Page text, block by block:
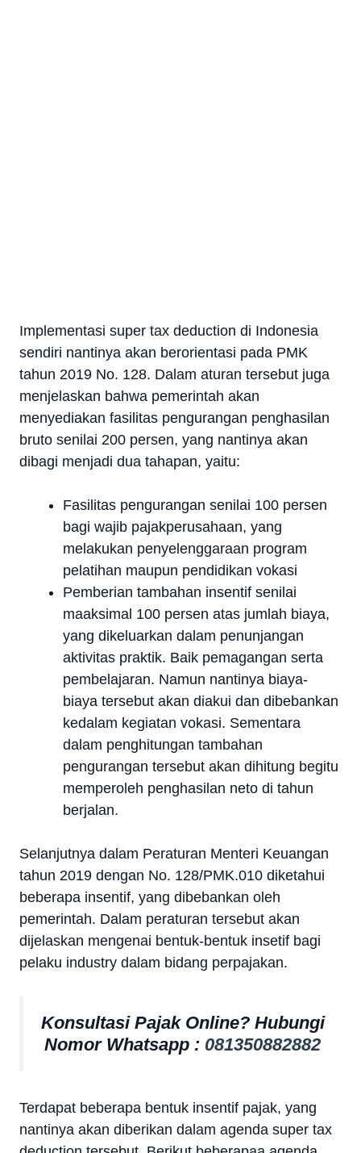
Implementasi super tax deduction di Indonesia
sendiri nantinya akan berorientasi pada PMK
tahun 2019 No. 128. Dalam aturan tersebut juga
menjelaskan bahwa pemerintah akan
menyediakan fasilitas pengurangan penghasilan
bruto senilai 200 persen, yang nantinya akan
dibagi menjadi dua tahapan, yaitu:
Fasilitas pengurangan senilai 100 persen
bagi wajib pajakperusahaan, yang
melakukan penyelenggaraan program
pelatihan maupun pendidikan vokasi
Pemberian tambahan insentif senilai
maaksimal 100 persen atas jumlah biaya,
yang dikeluarkan dalam penunjangan
aktivitas praktik. Baik pemagangan serta
pembelajaran. Namun nantinya biaya-
biaya tersebut akan diakui dan dibebankan
kedalam kegiatan vokasi. Sementara
dalam penghitungan tambahan
pengurangan tersebut akan dihitung begitu
memperoleh penghasilan neto di tahun
berjalan.
Selanjutnya dalam Peraturan Menteri Keuangan
tahun 2019 dengan No. 128/PMK.010 diketahui
beberapa insentif, yang dibebankan oleh
pemerintah. Dalam peraturan tersebut akan
dijelaskan mengenai bentuk-bentuk insetif bagi
pelaku industry dalam bidang perpajakan.
Konsultasi Pajak Online? Hubungi
Nomor Whatsapp : 081350882882
Terdapat beberapa bentuk insentif pajak, yang
nantinya akan diberikan dalam agenda super tax